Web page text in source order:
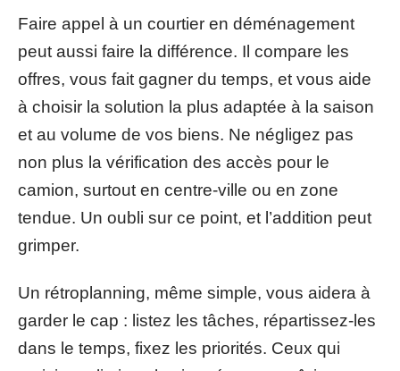
Faire appel à un courtier en déménagement
peut aussi faire la différence. Il compare les
offres, vous fait gagner du temps, et vous aide
à choisir la solution la plus adaptée à la saison
et au volume de vos biens. Ne négligez pas
non plus la vérification des accès pour le
camion, surtout en centre-ville ou en zone
tendue. Un oubli sur ce point, et l’addition peut
grimper.
Un rétroplanning, même simple, vous aidera à
garder le cap : listez les tâches, répartissez-les
dans le temps, fixez les priorités. Ceux qui